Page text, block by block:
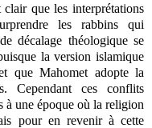
que les interprétations
les rabbins qui
décalage théologique se
la version islamique
que Mahomet adopte la
Cependant ces conflits
à une époque où la religion
pour en revenir à cette